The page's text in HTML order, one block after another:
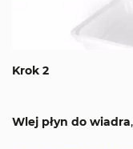
Krok 2
Wlej płyn do wiadra